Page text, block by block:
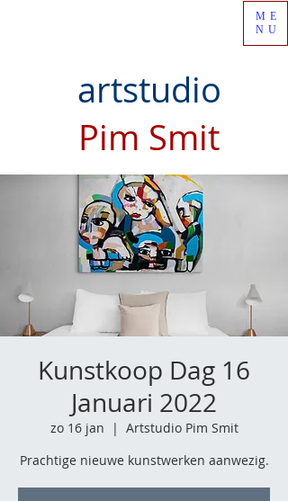
artstudio
Pim Smit
ME
NU
Kunstkoop Dag 16
Januari 2022
zo 16 jan
  |
Artstudio Pim Smit
Prachtige nieuwe kunstwerken aanwezig.